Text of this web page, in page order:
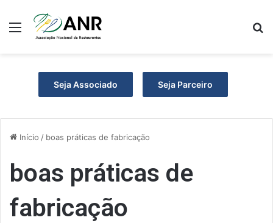
Menu
Seja Associado Seja Parceiro
Início / boas práticas de fabricação
boas práticas de
fabricação